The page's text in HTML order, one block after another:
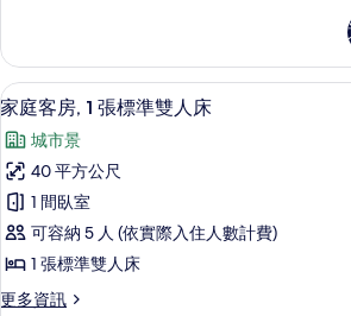
準
雙
人
床
的
所
有
相
片
客
房,
1
張
標
準
雙
人
床
的
詳
情
顯
示
家
庭
客
房,
1
張
家庭客房,
12
家庭客房, 1 張標準雙人床
城市景
40 平方公尺
1 間臥室
可容納 5 人 (依實際入住人數計費)
1 張標準雙人床
更多資訊
更